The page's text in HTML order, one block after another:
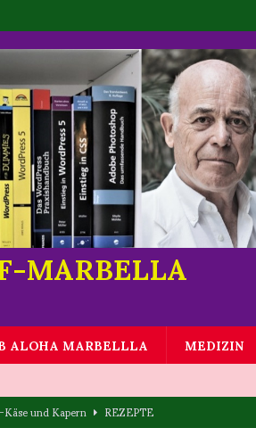
MARBELLA
ALOHA MARBELLLA MEDIZIN
und Kapern REZEPTE